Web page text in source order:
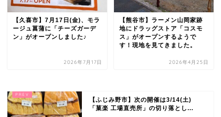
【久喜市】7月17日(金)、モラ
ージュ菖蒲に「チーズガーデ
ン」がオープンしました♪
2026年7月17日
【熊谷市】ラーメン山岡家跡
地にドラッグストア「コスモ
ス」がオープンするようで
す！現地を見てきました。
2026年4月25日
【ふじみ野市】次の開催は3/14(土)
「菓楽 工場直売所」の切り落とし...